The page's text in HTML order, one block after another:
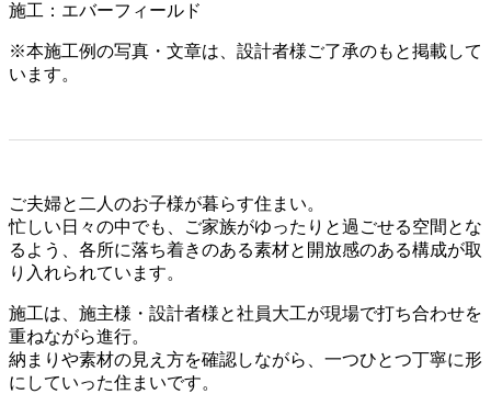
施工：エバーフィールド
※本施工例の写真・文章は、設計者様ご了承のもと掲載して
います。
ご夫婦と二人のお子様が暮らす住まい。
忙しい日々の中でも、ご家族がゆったりと過ごせる空間とな
るよう、各所に落ち着きのある素材と開放感のある構成が取
り入れられています。
施工は、施主様・設計者様と社員大工が現場で打ち合わせを
重ねながら進行。
納まりや素材の見え方を確認しながら、一つひとつ丁寧に形
にしていった住まいです。